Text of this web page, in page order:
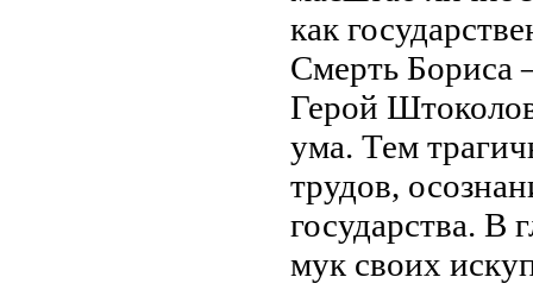
как
Смерть Бориса
Герой
ума. Тем
трудов,
государства. В
мук своих